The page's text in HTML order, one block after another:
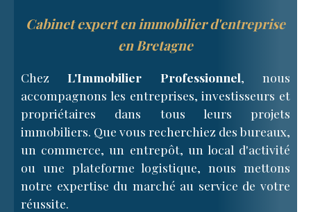
Cabinet expert en immobilier d'entreprise
en Bretagne
ChezL'Immobilier Professionnel, nous
accompagnons les entreprises, investisseurs et
propriétaires dans tous leurs projets
immobiliers. Que vous recherchiez des bureaux,
un commerce, un entrepôt, un local d'activité
ou une plateforme logistique, nous mettons
notre expertise du marché au service de votre
réussite.